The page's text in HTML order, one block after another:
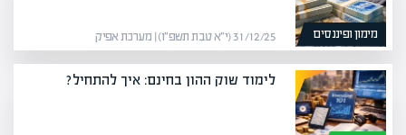
מימון ופיננסים 31/12/25 (י״א טבת תשפ״ו) | מערכת אפיק
לימוד שוק ההון בחינם: איך להתחיל?